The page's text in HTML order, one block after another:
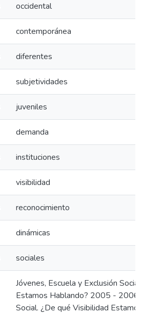
occidental
contemporánea
diferentes
subjetividades
juveniles
demanda
instituciones
visibilidad
reconocimiento
dinámicas
sociales
Jóvenes, Escuela y Exclusión
Estamos Hablando? 2005 - 2006:
Social. ¿De qué Visibilidad